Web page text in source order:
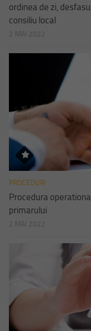
ordinea de zi,
consiliu local
2 MAI 2022
PROCEDURI
Procedura
primarului
2 MAI 2022